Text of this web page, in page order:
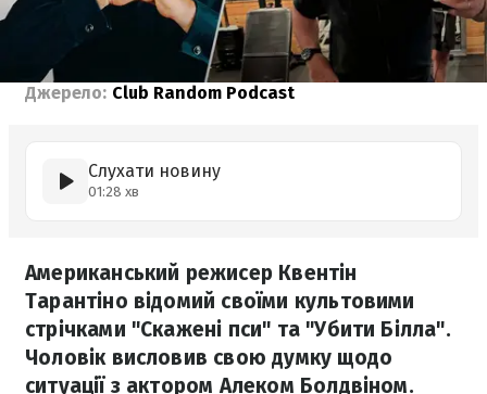
Джерело: Club Random Podcast
Слухати новину
01:28 хв
Американський режисер Квентін
Тарантіно відомий своїми культовими
стрічками "Скажені пси" та "Убити Білла".
Чоловік висловив свою думку щодо
ситуації з актором Алеком Болдвіном.